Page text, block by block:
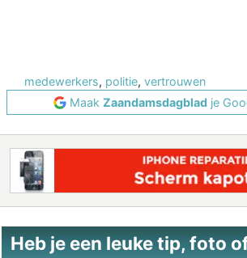
medewerkers, politie, vertrouwen
Maak Zaandamsdagblad je
Heb je een leuke tip, foto